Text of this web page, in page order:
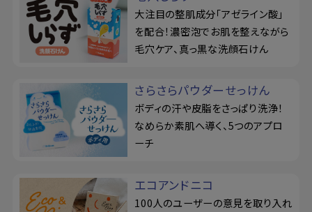
大注目の整肌成分「アゼライン酸」
を配合！濃密泡でお肌を整えながら
毛穴ケア、真っ黒な洗顔石けん
さらさらパウダーせっけん
ボディの汗や皮脂をさっぱり洗浄！
なめらか素肌へ導く、5つのアプロ
ーチ
エコアンドニコ
100人のユーザーの意見を取り入れ